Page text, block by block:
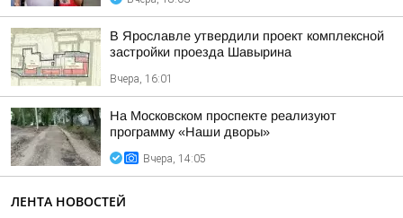
В Ярославле утвердили проект комплексной
застройки проезда Шавырина
Вчера, 16:01
На Московском проспекте реализуют
программу «Наши дворы»
Вчера, 14:05
ЛЕНТА НОВОСТЕЙ